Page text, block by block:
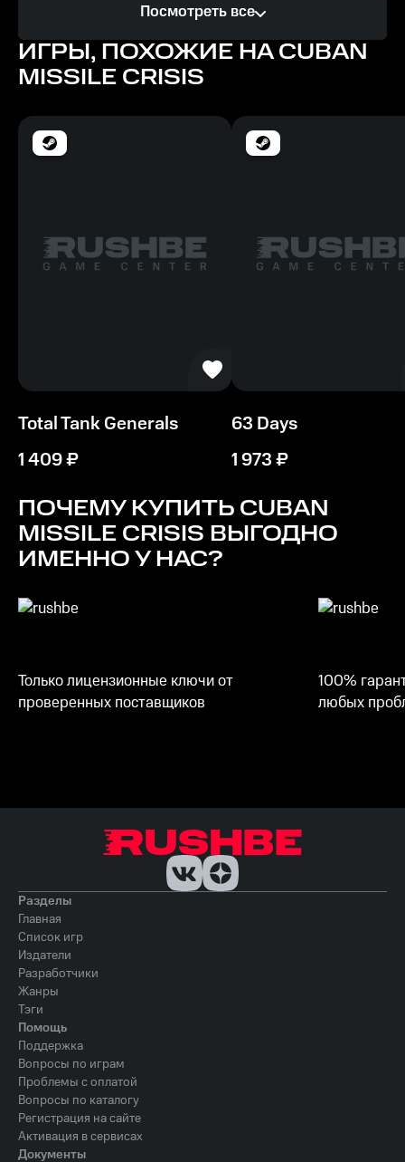
Pentium III 800 МГц
Память
512 МБ
Место на диске
2 ГБ
Посмотреть все
ИГРЫ, ПОХОЖИЕ НА CUBAN
MISSILE CRISIS
Total Tank Generals
1 409₽
63 Days
1 973₽
ПОЧЕМУ КУПИТЬ CUBAN
MISSILE CRISIS ВЫГОДНО
ИМЕННО У НАС?
Только лицензионные ключи от
проверенных поставщиков
100%
любых
Разделы
Главная
Список игр
Издатели
Разработчики
Жанры
Тэги
Помощь
Поддержка
Вопросы по играм
Проблемы с оплатой
Вопросы по каталогу
Регистрация на сайте
Активация в сервисах
Документы